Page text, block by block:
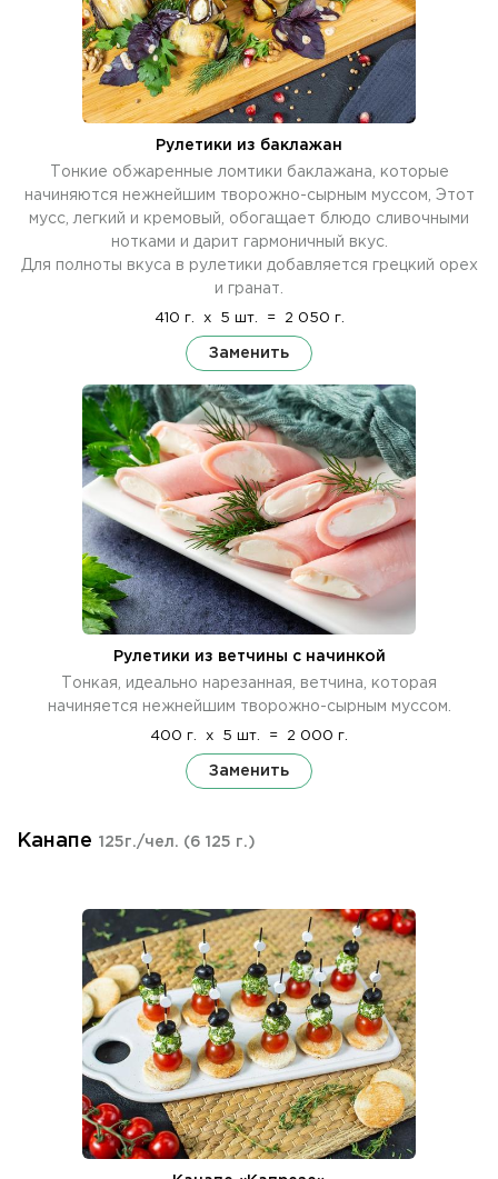
Рулетики из баклажан
Тонкие обжаренные ломтики баклажана, которые
начиняются нежнейшим творожно-сырным муссом, Этот
мусс, легкий и кремовый, обогащает блюдо сливочными
нотками и дарит гармоничный вкус.
Для полноты вкуса в рулетики добавляется грецкий орех
и гранат.
410 г. x 5 шт. = 2 050 г.
Заменить
Рулетики из ветчины с начинкой
Тонкая, идеально нарезанная, ветчина, которая
начиняется нежнейшим творожно-сырным муссом.
400 г. x 5 шт. = 2 000 г.
Заменить
Канапе 125г./чел. (6 125 г.)